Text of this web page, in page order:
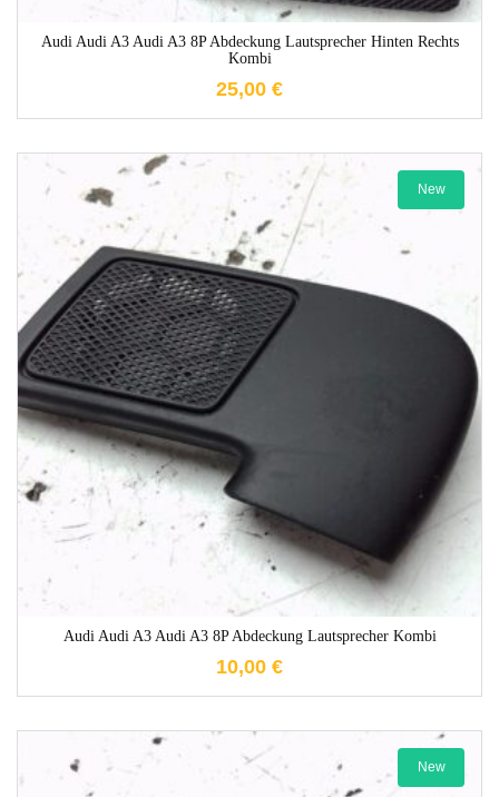
Audi Audi A3 Audi A3 8P Abdeckung Lautsprecher Hinten Rechts
Kombi
25,00 €
New
Audi Audi A3 Audi A3 8P Abdeckung Lautsprecher Kombi
10,00 €
New